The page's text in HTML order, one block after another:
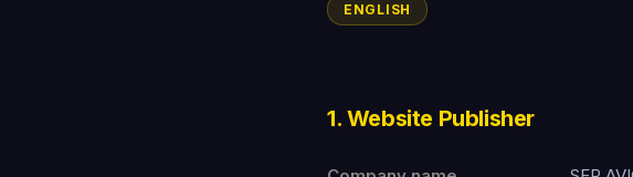
ENGLISH
1. Website Publisher